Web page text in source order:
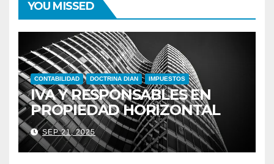
YOU MISSED
CONTABILIDAD DOCTRINA DIAN IMPUESTOS
IVA Y RESPONSABLES EN
PROPIEDAD HORIZONTAL
SEP 21, 2025